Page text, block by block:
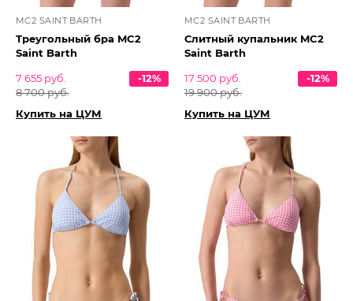
MC2 SAINT BARTH
Треугольный бра MC2
Saint Barth
7 655 руб.
8 700 руб.
-12%
Купить на ЦУМ
MC2 SAINT BARTH
Слитный купальник MC2
Saint Barth
17 500 руб.
19 900 руб.
-12%
Купить на ЦУМ